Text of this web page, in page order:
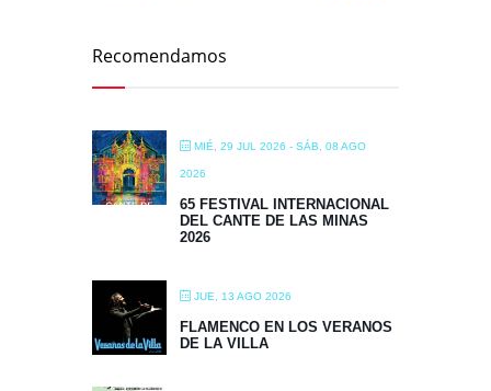
Recomendamos
MIÉ, 29 JUL 2026 - SÁB, 08 AGO
2026
65 FESTIVAL INTERNACIONAL
DEL CANTE DE LAS MINAS
2026
JUE, 13 AGO 2026
FLAMENCO EN LOS VERANOS
DE LA VILLA